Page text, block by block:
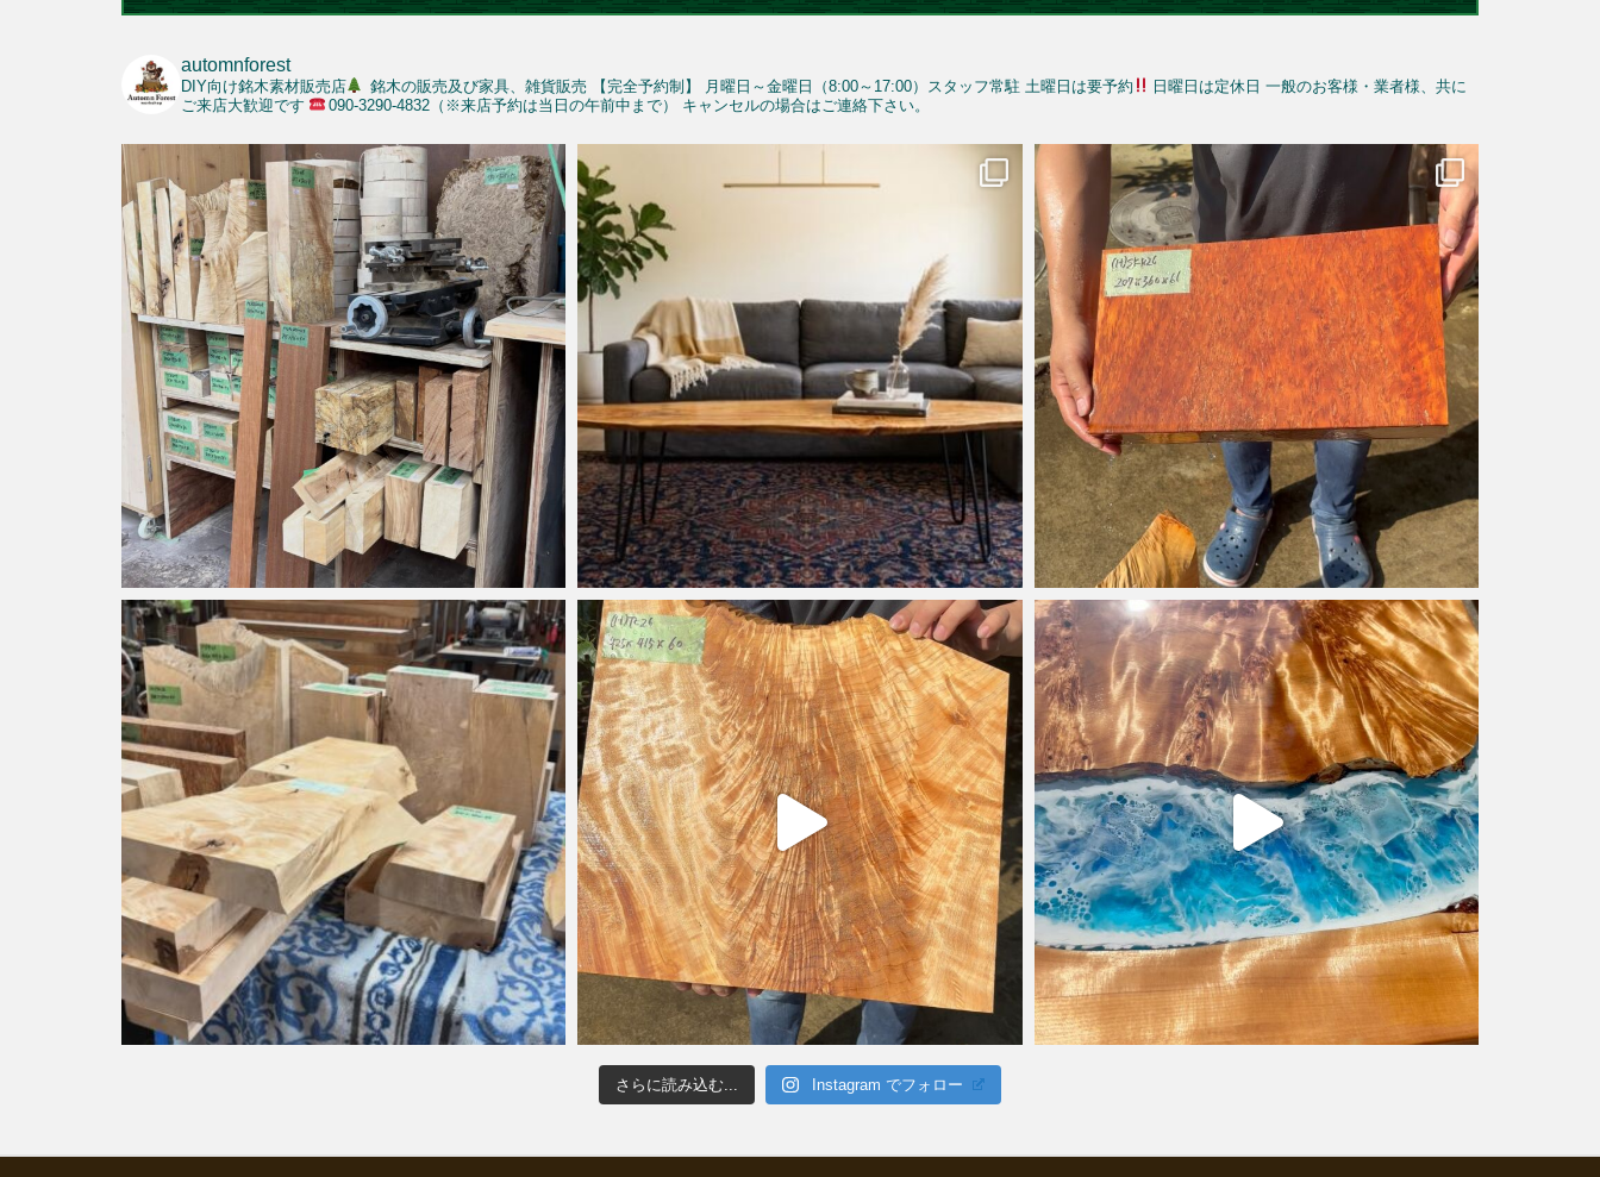
automnforest
DIY向け銘木素材販売店 銘木の販売及び家具、雑貨販売 【完全予約制】 月曜日～金曜日（8:00～17:00）スタッフ常駐 土曜日は要予約 日曜日は定休日 一般のお客様・業者様、共に
ご来店大歓迎です
090-3290-4832（※来店予約は当日の午前中まで） キャンセルの場合はご連絡下さい。
さらに読み込む... Instagram でフォロー